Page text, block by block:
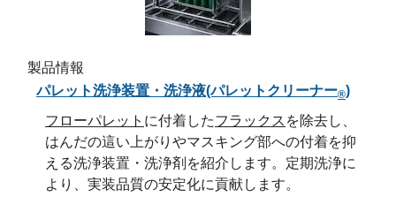
製品情報
パレット洗浄装置・洗浄液(パレットクリーナー®)
フローパレット に付着したフラックス を除去し、
はんだの這い上がりやマスキング部への付着を抑
える洗浄装置・洗浄剤を紹介します。定期洗浄に
より、実装品質の安定化に貢献します。